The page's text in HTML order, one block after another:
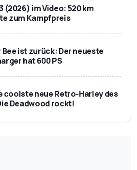
(2026) im Video: 520 km
zum Kampfpreis
Bee ist zurück: Der neueste
hat 600 PS
coolste neue Retro-Harley des
Deadwood rockt!